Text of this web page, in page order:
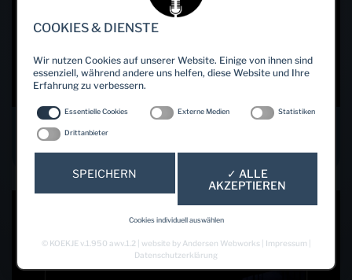
10ER TICKET (65,-/ JE EINHEIT)
650,00
COOKIES & DIENSTE
Wir nutzen Cookies auf unserer Website. Einige von ihnen sind
essenziell, während andere uns helfen, diese Website und Ihre
Erfahrung zu verbessern.
Essentielle Cookies Externe Medien Statistiken
Drittanbieter
SPEICHERN
✓ ALLE
AKZEPTIEREN
Cookies individuell auswählen
© KOEKJE v.1.950 awv.1.2 | website by Andersen Webworks| Impressum
Datenschutzerklärung